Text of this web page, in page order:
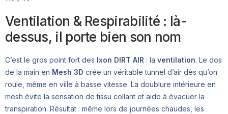
Ventilation & Respirabilité : là-
dessus, il porte bien son nom
C’est le gros point fort des Ixon DIRT AIR : la ventilation. Le dos
de la main en Mesh 3D crée un véritable tunnel d’air dès qu’on
roule, même en ville à basse vitesse. La doublure intérieure en
mesh évite la sensation de tissu collant et aide à évacuer la
transpiration. Résultat : même lors de journées chaudes, les